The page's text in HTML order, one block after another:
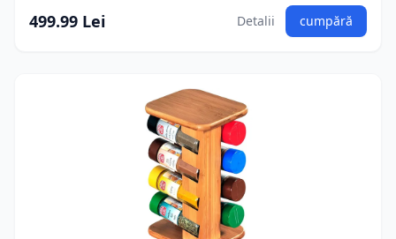
499.99 Lei Detalii cumpără